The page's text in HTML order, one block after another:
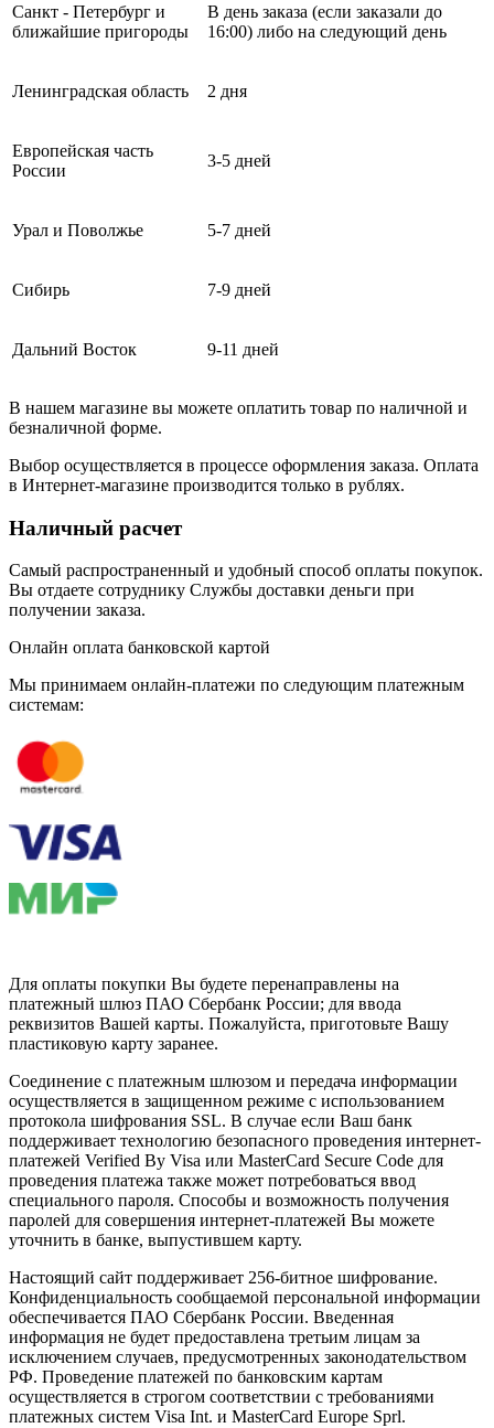
Санкт - Петербург и
ближайшие пригороды
В день заказа (если заказали до
16:00) либо на следующий день
Ленинградская область 2 дня
Европейская часть
России
3-5 дней
Урал и Поволжье 5-7 дней
Сибирь 7-9 дней
Дальний Восток 9-11 дней
В нашем магазине вы можете оплатить товар по наличной и
безналичной форме.
Выбор осуществляется в процессе оформления заказа. Оплата
в Интернет-магазине производится только в рублях.
Наличный расчет
Самый распространенный и удобный способ оплаты покупок.
Вы отдаете сотруднику Службы доставки деньги при
получении заказа.
Онлайн оплата банковской картой
Мы принимаем онлайн-платежи по cледующим платежным
системам:
Для оплаты покупки Вы будете перенаправлены на
платежный шлюз ПАО Сбербанк России; для ввода
реквизитов Вашей карты. Пожалуйста, приготовьте Вашу
пластиковую карту заранее.
Соединение с платежным шлюзом и передача информации
осуществляется в защищенном режиме с использованием
протокола шифрования SSL. В случае если Ваш банк
поддерживает технологию безопасного проведения интернет-
платежей Verified By Visa или MasterCard Secure Code для
проведения платежа также может потребоваться ввод
специального пароля. Способы и возможность получения
паролей для совершения интернет-платежей Вы можете
уточнить в банке, выпустившем карту.
Настоящий сайт поддерживает 256-битное шифрование.
Конфиденциальность сообщаемой персональной информации
обеспечивается ПАО Сбербанк России. Введенная
информация не будет предоставлена третьим лицам за
исключением случаев, предусмотренных законодательством
РФ. Проведение платежей по банковским картам
осуществляется в строгом соответствии с требованиями
платежных систем Visa Int. и MasterCard Europe Sprl.